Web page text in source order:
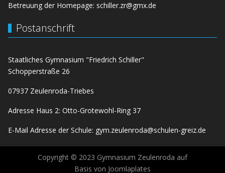
Betreuung der Homepage: schiller.zr@gmx.de
Postanschrift
Staatliches Gymnasium "Friedrich Schiller"
Schopperstraße 26
07937 Zeulenroda-Triebes
Adresse Haus 2: Otto-Grotewohl-Ring 37
E-Mail Adresse der Schule: gym.zeulenroda@schulen-greiz.de
Copyright © 2023 Gymnasium Zeulenroda auf
Basis von Joomlaplates